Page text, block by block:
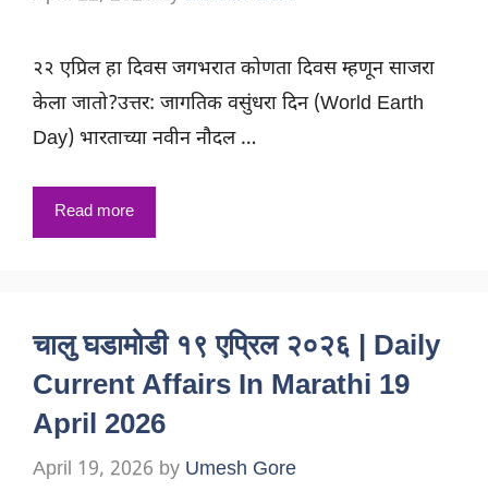
२२ एप्रिल हा दिवस जगभरात कोणता दिवस म्हणून साजरा
केला जातो?उत्तर: जागतिक वसुंधरा दिन (World Earth
Day) भारताच्या नवीन नौदल …
Read more
चालु घडामोडी १९ एप्रिल २०२६ | Daily
Current Affairs In Marathi 19
April 2026
April 19, 2026 by Umesh Gore